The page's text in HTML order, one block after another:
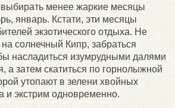
выбирать менее жаркие месяцы
январь. Кстати, эти месяцы
экзотического отдыха. Не
солнечный Кипр, забраться
насладиться изумрудными далями
а затем скатиться по горнолыжной
утопают в зелени хвойных
и экстрим одновременно.